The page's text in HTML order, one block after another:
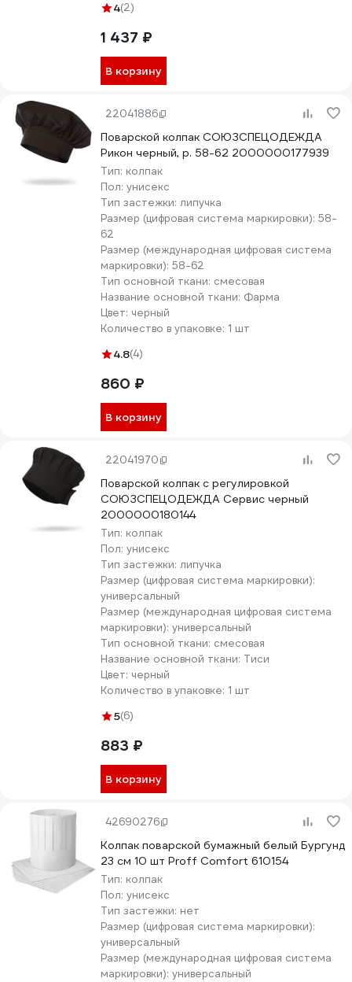
4(2)
1 437 ₽
В корзину
22041886
Поварской колпак СОЮЗСПЕЦОДЕЖДА
Рикон черный, р. 58-62 2000000177939
Тип: колпак
Пол: унисекс
Тип застежки: липучка
Размер (цифровая система маркировки): 58-
62
Размер (международная цифровая система
маркировки): 58-62
Тип основной ткани: смесовая
Название основной ткани: Фарма
Цвет: черный
Количество в упаковке: 1 шт
4.8(4)
860 ₽
В корзину
22041970
Поварской колпак с регулировкой
СОЮЗСПЕЦОДЕЖДА Сервис черный
2000000180144
Тип: колпак
Пол: унисекс
Тип застежки: липучка
Размер (цифровая система маркировки):
универсальный
Размер (международная цифровая система
маркировки): универсальный
Тип основной ткани: смесовая
Название основной ткани: Тиси
Цвет: черный
Количество в упаковке: 1 шт
5(6)
883 ₽
В корзину
42690276
Колпак поварской бумажный белый Бургунд
23 см 10 шт Proff Comfort 610154
Тип: колпак
Пол: унисекс
Тип застежки: нет
Размер (цифровая система маркировки):
универсальный
Размер (международная цифровая система
маркировки): универсальный